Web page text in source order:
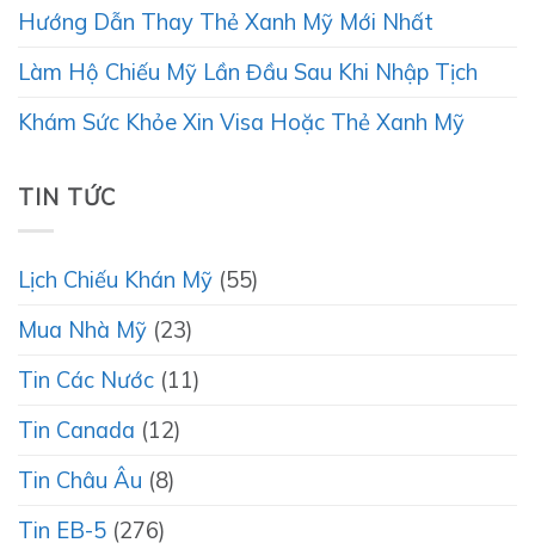
Hướng Dẫn Thay Thẻ Xanh Mỹ Mới Nhất
Làm Hộ Chiếu Mỹ Lần Đầu Sau Khi Nhập Tịch
Khám Sức Khỏe Xin Visa Hoặc Thẻ Xanh Mỹ
TIN TỨC
Lịch Chiếu Khán Mỹ (55)
Mua Nhà Mỹ (23)
Tin Các Nước (11)
Tin Canada (12)
Tin Châu Âu (8)
Tin EB-5 (276)